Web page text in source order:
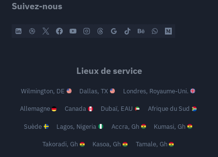
Suivez-nous
Lieux de service
Wilmington, DE Dallas, TX Londres, Royaume-Uni.
Allemagne Canada Dubaï, EAU Afrique du Sud
Suède Lagos, Nigeria Accra, Gh Kumasi, Gh
Takoradi, Gh Kasoa, Gh Tamale, Gh